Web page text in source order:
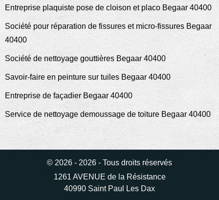
Entreprise plaquiste pose de cloison et placo Begaar 40400
Société pour réparation de fissures et micro-fissures Begaar
40400
Société de nettoyage gouttières Begaar 40400
Savoir-faire en peinture sur tuiles Begaar 40400
Entreprise de façadier Begaar 40400
Service de nettoyage demoussage de toiture Begaar 40400
© 2026 - 2026 - Tous droits réservés
1261 AVENUE de la Résistance
40990 Saint Paul Les Dax